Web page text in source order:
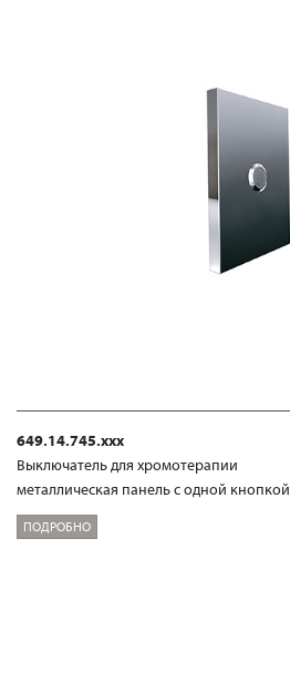
649.14.745.xxx
Выключатель для хромотерапии
металлическая панель с одной кнопкой
ПОДРОБНО